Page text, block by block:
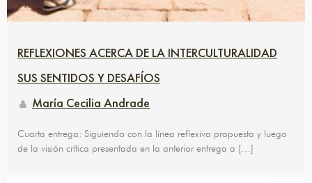
REFLEXIONES ACERCA DE LA INTERCULTURALIDAD
SUS SENTIDOS Y DESAFÍOS
María Cecilia Andrade
Cuarta entrega: Siguiendo con la línea reflexiva propuesta y luego
de la visión crítica presentada en la anterior entrega a […]